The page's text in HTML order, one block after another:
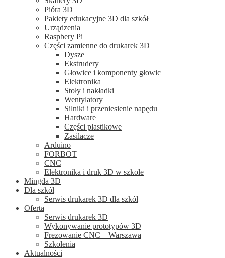
Pióra 3D
Pakiety edukacyjne 3D dla szkół
Urządzenia
Raspbery Pi
Części zamienne do drukarek 3D
Dysze
Ekstrudery
Głowice i komponenty głowic
Elektronika
Stoły i nakładki
Wentylatory
Silniki i przeniesienie napędu
Hardware
Części plastikowe
Zasilacze
Arduino
FORBOT
CNC
Elektronika i druk 3D w szkole
Mingda 3D
Dla szkół
Serwis drukarek 3D dla szkół
Oferta
Serwis drukarek 3D
Wykonywanie prototypów 3D
Frezowanie CNC – Warszawa
Szkolenia
Aktualności